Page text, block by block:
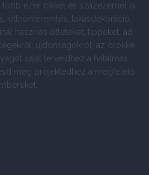
ezer cikkel és százezernél is
otthonteremtés, lakásdekoráció,
hasznos ötleteket, tippeket, ad
újdonságokról, az örökké
saját terveidhez a hatalmas
meg projektedhez a megfelelő